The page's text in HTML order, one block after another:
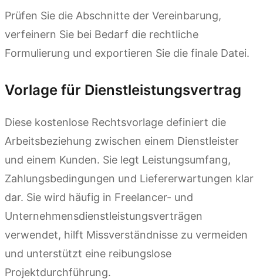
Prüfen Sie die Abschnitte der Vereinbarung,
verfeinern Sie bei Bedarf die rechtliche
Formulierung und exportieren Sie die finale Datei.
Vorlage für Dienstleistungsvertrag
Diese kostenlose Rechtsvorlage definiert die
Arbeitsbeziehung zwischen einem Dienstleister
und einem Kunden. Sie legt Leistungsumfang,
Zahlungsbedingungen und Liefererwartungen klar
dar. Sie wird häufig in Freelancer- und
Unternehmensdienstleistungsverträgen
verwendet, hilft Missverständnisse zu vermeiden
und unterstützt eine reibungslose
Projektdurchführung.